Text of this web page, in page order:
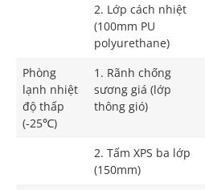
2. Lớp cách nhiệt
(100mm PU
polyurethane)
Phòng
lạnh nhiệt
độ thấp
(-25℃)
1. Rãnh chống
sương giá (lớp
thông gió)
2. Tấm XPS ba lớp
(150mm)